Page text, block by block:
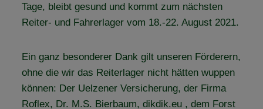
Tage, bleibt gesund und kommt zum nächsten
Reiter- und Fahrerlager vom 18.-22. August 2021.
Ein ganz besonderer Dank gilt unseren Förderern,
ohne die wir das Reiterlager nicht hätten wuppen
können: Der Uelzener Versicherung, der Firma
Roflex, Dr. M.S. Bierbaum, dikdik.eu , dem Forst